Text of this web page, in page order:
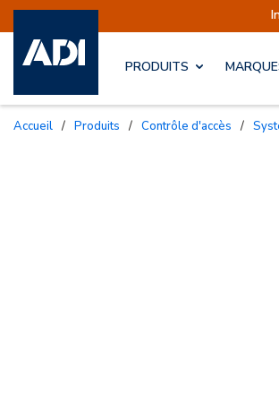
PRODUITS
Accueil / Produits / Contrôle d'accès /